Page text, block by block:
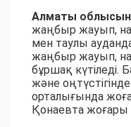
Алматы
жаңбыр жауып,
мен таулы
жаңбыр жауып,
бұршақ күтіледі.
және
орталығында
Қонаевта жоғары